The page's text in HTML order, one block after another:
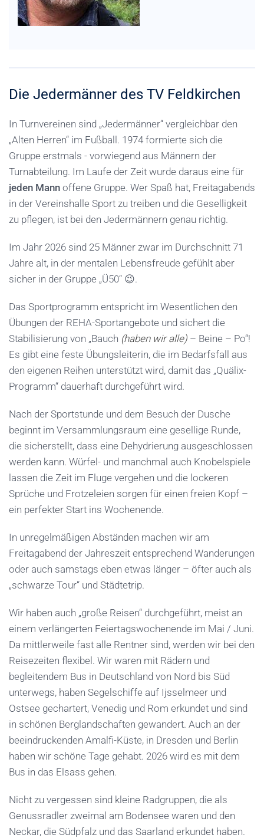
Die Jedermänner des TV Feldkirchen
In Turnvereinen sind „Jedermänner“ vergleichbar den
„Alten Herren“ im Fußball. 1974 formierte sich die
Gruppe erstmals - vorwiegend aus Männern der
Turnabteilung. Im Laufe der Zeit wurde daraus eine für
jeden Mann offene Gruppe. Wer Spaß hat, Freitagabends
in der Vereinshalle Sport zu treiben und die Geselligkeit
zu pflegen, ist bei den Jedermännern genau richtig.
Im Jahr 2026 sind 25 Männer zwar im Durchschnitt 71
Jahre alt, in der mentalen Lebensfreude gefühlt aber
sicher in der Gruppe „Ü50“ 😉.
Das Sportprogramm entspricht im Wesentlichen den
Übungen der REHA-Sportangebote und sichert die
Stabilisierung von „Bauch (haben wir alle) – Beine – Po“!
Es gibt eine feste Übungsleiterin, die im Bedarfsfall aus
den eigenen Reihen unterstützt wird, damit das „Quälix-
Programm“ dauerhaft durchgeführt wird.
Nach der Sportstunde und dem Besuch der Dusche
beginnt im Versammlungsraum eine gesellige Runde,
die sicherstellt, dass eine Dehydrierung ausgeschlossen
werden kann. Würfel- und manchmal auch Knobelspiele
lassen die Zeit im Fluge vergehen und die lockeren
Sprüche und Frotzeleien sorgen für einen freien Kopf –
ein perfekter Start ins Wochenende.
In unregelmäßigen Abständen machen wir am
Freitagabend der Jahreszeit entsprechend Wanderungen
oder auch samstags eben etwas länger – öfter auch als
„schwarze Tour“ und Städtetrip.
Wir haben auch „große Reisen“ durchgeführt, meist an
einem verlängerten Feiertagswochenende im Mai / Juni.
Da mittlerweile fast alle Rentner sind, werden wir bei den
Reisezeiten flexibel. Wir waren mit Rädern und
begleitendem Bus in Deutschland von Nord bis Süd
unterwegs, haben Segelschiffe auf Ijsselmeer und
Ostsee gechartert, Venedig und Rom erkundet und sind
in schönen Berglandschaften gewandert. Auch an der
beeindruckenden Amalfi-Küste, in Dresden und Berlin
haben wir schöne Tage gehabt. 2026 wird es mit dem
Bus in das Elsass gehen.
Nicht zu vergessen sind kleine Radgruppen, die als
Genussradler zweimal am Bodensee waren und den
Neckar, die Südpfalz und das Saarland erkundet haben.